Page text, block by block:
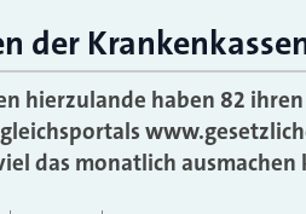
der
hierzulande haben 82
das monatlich ausmachen